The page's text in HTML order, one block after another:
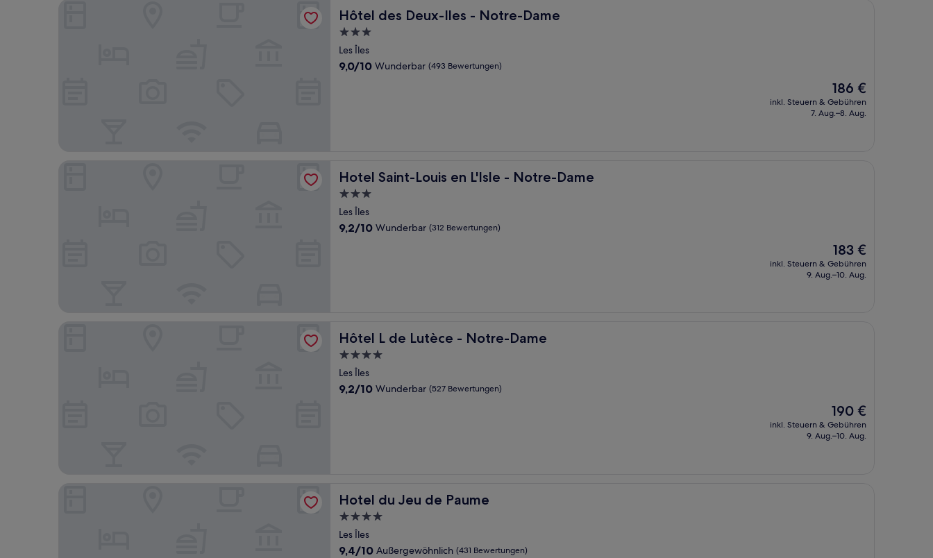
Hôtel des Deux-Iles - Notre-Dame
Hôtel des Deux-Iles - Notre-Dame
3.0-
Sterne-
Unterkunft
Les Îles
9.0
9,0/10 Wunderbar (493 Bewertungen)
Der
Preis
beträgt
186 €
inkl. Steuern & Gebühren
7. Aug.–8. Aug.
Hotel Saint-Louis en L'Isle - Notre-Dame
Hotel Saint-Louis en L'Isle - Notre-Dame
3.0-
Sterne-
Unterkunft
Les Îles
9.2
9,2/10 Wunderbar (312 Bewertungen)
Der
Preis
beträgt
183 €
inkl. Steuern & Gebühren
9. Aug.–10. Aug.
Hotel Saint-Louis en L'Isle - Notre-Dame
Hôtel L de Lutèce - Notre-Dame
Hôtel L de Lutèce - Notre-Dame
4.0-
Sterne-
Unterkunft
Les Îles
9.2
9,2/10 Wunderbar (527 Bewertungen)
Der
Preis
beträgt
190 €
inkl. Steuern & Gebühren
9. Aug.–10. Aug.
Hotel du Jeu de Paume
Hotel du Jeu de Paume
4.0-
Sterne-
Unterkunft
Les Îles
9.4
9,4/10 Außergewöhnlich (431 Bewertungen)
Hotel du Jeu de Paume